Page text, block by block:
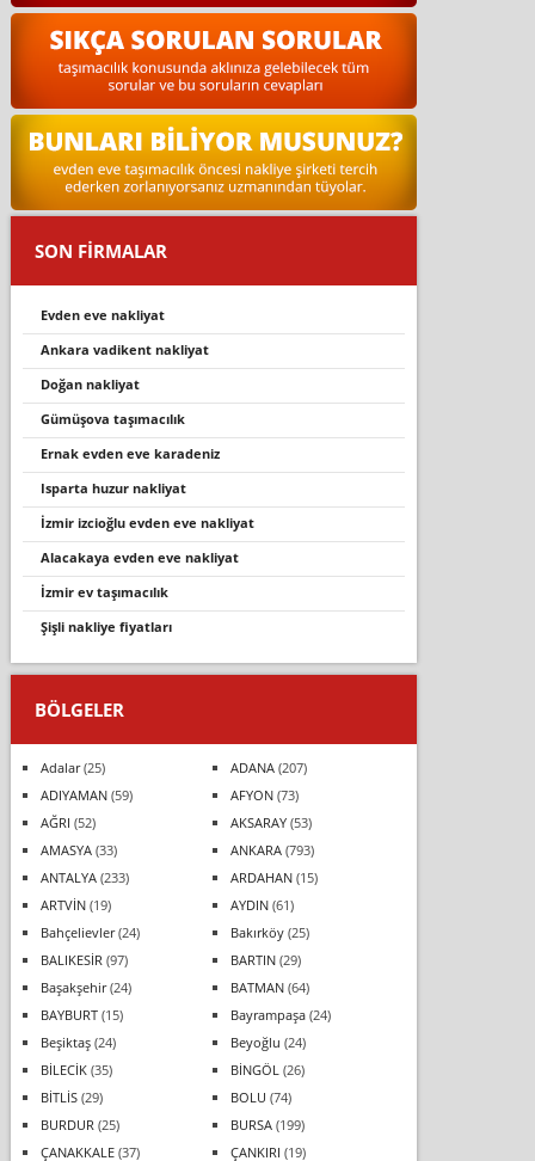
SON FİRMALAR
evden eve nakliyat
ankara vadi̇kent nakli̇yat
doğan nakli̇yat
gümüşova taşimacilik
ernak evden eve karadeniz
isparta huzur nakliyat
i̇zmir izcioğlu evden eve nakliyat
alacakaya evden eve nakli̇yat
i̇zmir ev taşımacılık
şişli nakliye fiyatları
BÖLGELER
Adalar(25) ADANA(207)
ADIYAMAN(59) AFYON(73)
AĞRI (52) AKSARAY(53)
AMASYA(33) ANKARA(793)
ANTALYA(233) ARDAHAN(15)
ARTVİN(19) AYDIN(61)
Bahçelievler(24) Bakırköy(25)
BALIKESİR (97) BARTIN(29)
Başakşehir(24) BATMAN(64)
BAYBURT(15) Bayrampaşa(24)
Beşiktaş(24) Beyoğlu (24)
BİLECİK(35) BİNGÖL (26)
BİTLİS(29) BOLU (74)
BURDUR (25) BURSA(199)
ÇANAKKALE(37) ÇANKIRI (19)